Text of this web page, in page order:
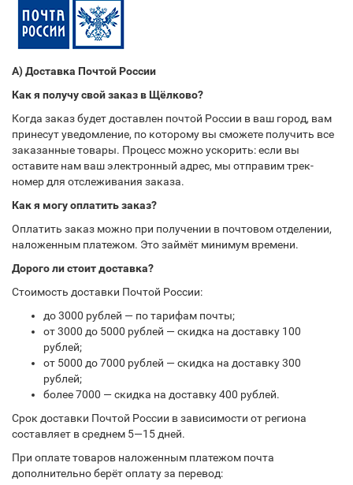
А) Доставка Почтой России
Как я получу свой заказ в Щёлково?
Когда заказ будет доставлен почтой России в ваш город, вам
принесут уведомление, по которому вы сможете получить все
заказанные товары. Процесс можно ускорить: если вы
оставите нам ваш электронный адрес, мы отправим трек-
номер для отслеживания заказа.
Как я могу оплатить заказ?
Оплатить заказ можно при получении в почтовом отделении,
наложенным платежом. Это займёт минимум времени.
Дорого ли стоит доставка?
Стоимость доставки Почтой России:
до 3000 рублей — по тарифам почты;
от 3000 до 5000 рублей — скидка на доставку 100
рублей;
от 5000 до 7000 рублей — скидка на доставку 300
рублей;
более 7000 — скидка на доставку 400 рублей.
Срок доставки Почтой России в зависимости от региона
составляет в среднем 5—15 дней.
При оплате товаров наложенным платежом почта
дополнительно берёт оплату за перевод: